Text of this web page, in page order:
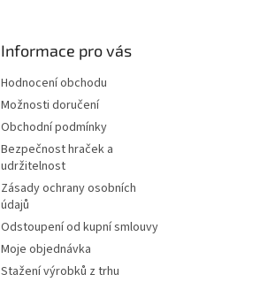
Informace pro vás
Hodnocení obchodu
Možnosti doručení
Obchodní podmínky
Bezpečnost hraček a
udržitelnost
Zásady ochrany osobních
údajů
Odstoupení od kupní smlouvy
Moje objednávka
Stažení výrobků z trhu